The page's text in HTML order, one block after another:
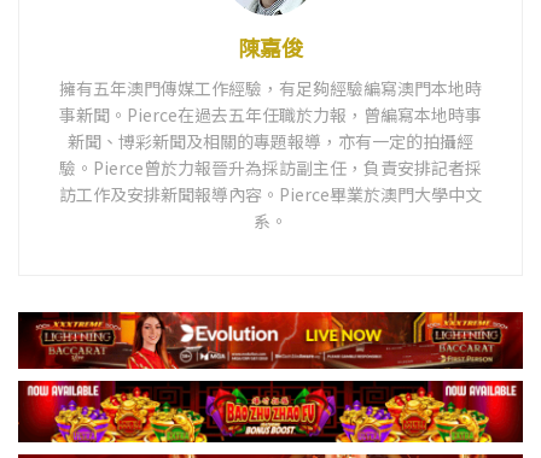
陳嘉俊
擁有五年澳門傳媒工作經驗，有足夠經驗編寫澳門本地時
事新聞。Pierce在過去五年任職於力報，曾編寫本地時事
新聞、博彩新聞及相關的專題報導，亦有一定的拍攝經
驗。Pierce曾於力報晉升為採訪副主任，負責安排記者採
訪工作及安排新聞報導內容。Pierce畢業於澳門大學中文
系。